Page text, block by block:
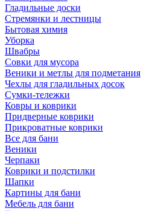
Гладильные доски
Стремянки и лестницы
Бытовая химия
Уборка
Швабры
Совки для мусора
Веники и метлы для подметания
Чехлы для гладильных досок
Сумки-тележки
Ковры и коврики
Придверные коврики
Прикроватные коврики
Все для бани
Веники
Черпаки
Коврики и подстилки
Шапки
Картины для бани
Мебель для бани